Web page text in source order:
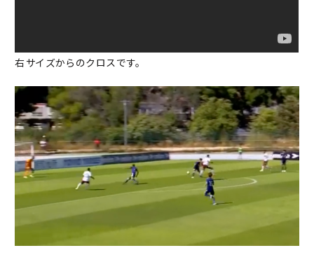
右サイズからのクロスです。